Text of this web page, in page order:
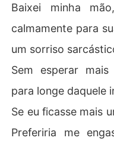
Baixei minha
calmamente para
um sorriso
Sem esperar
para longe daquele
Se eu ficasse mais
Preferiria me